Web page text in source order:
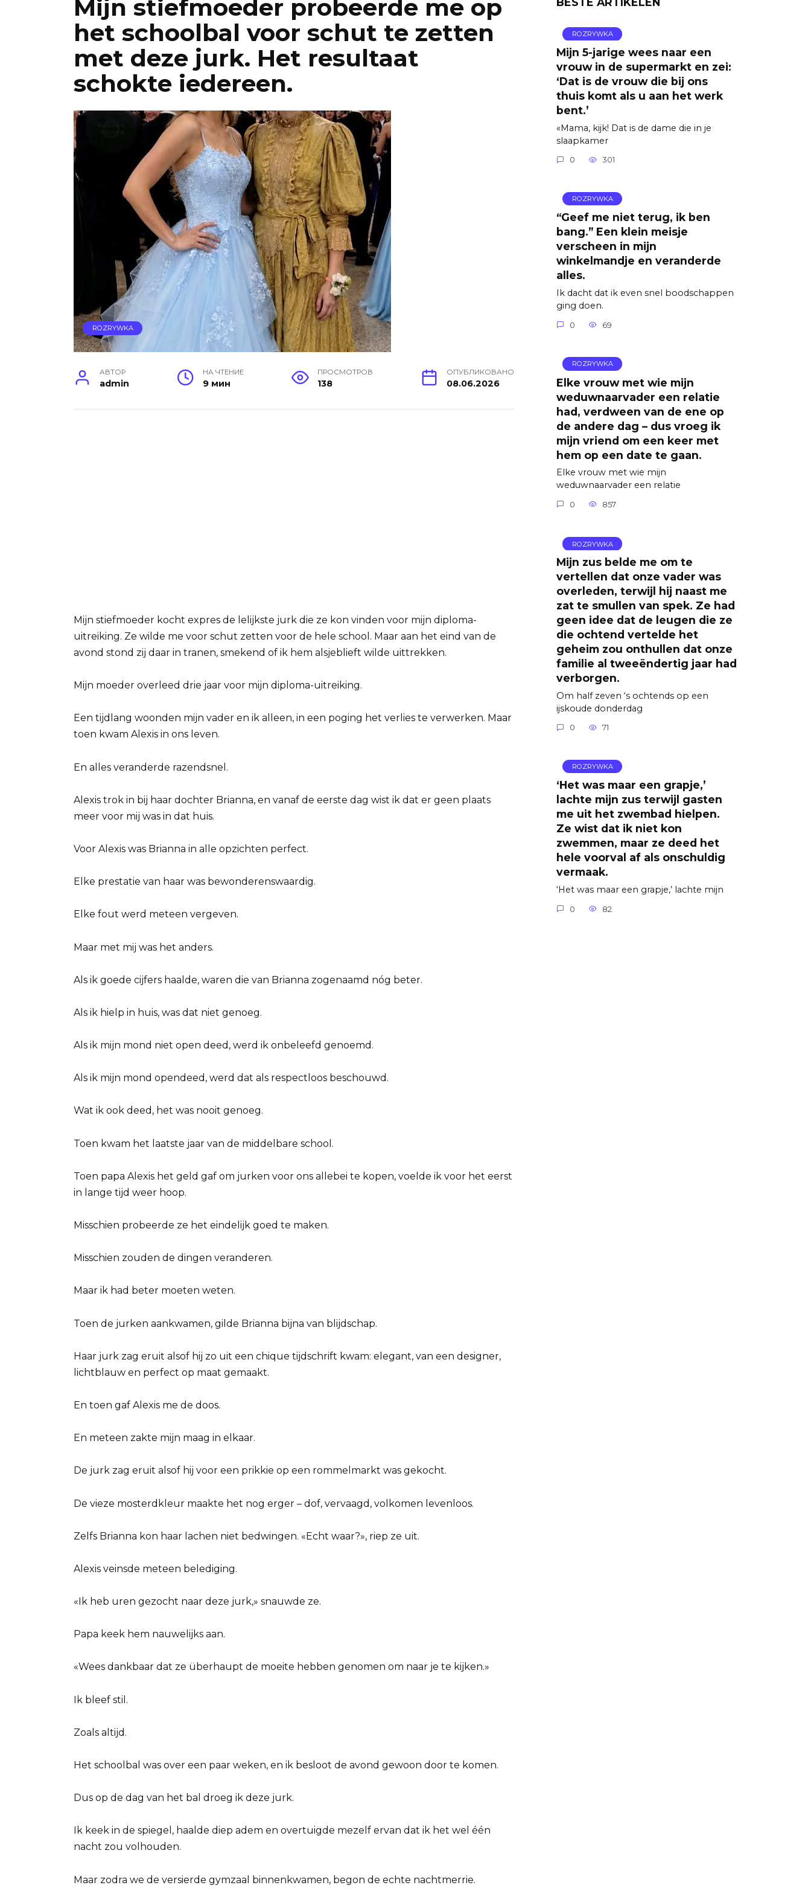
Mijn stiefmoeder probeerde me op
het schoolbal voor schut te zetten
met deze jurk. Het resultaat
schokte iedereen.
ROZRYWKA
АВТОР
admin
НА ЧТЕНИЕ
9 мин
ПРОСМОТРОВ
138
ОПУБЛИКОВАНО
08.06.2026
Mijn stiefmoeder kocht expres de lelijkste jurk die ze kon vinden voor mijn diploma-
uitreiking. Ze wilde me voor schut zetten voor de hele school. Maar aan het eind van de
avond stond zij daar in tranen, smekend of ik hem alsjeblieft wilde uittrekken.
Mijn moeder overleed drie jaar voor mijn diploma-uitreiking.
Een tijdlang woonden mijn vader en ik alleen, in een poging het verlies te verwerken. Maar
toen kwam Alexis in ons leven.
En alles veranderde razendsnel.
Alexis trok in bij haar dochter Brianna, en vanaf de eerste dag wist ik dat er geen plaats
meer voor mij was in dat huis.
Voor Alexis was Brianna in alle opzichten perfect.
Elke prestatie van haar was bewonderenswaardig.
Elke fout werd meteen vergeven.
Maar met mij was het anders.
Als ik goede cijfers haalde, waren die van Brianna zogenaamd nóg beter.
Als ik hielp in huis, was dat niet genoeg.
Als ik mijn mond niet open deed, werd ik onbeleefd genoemd.
Als ik mijn mond opendeed, werd dat als respectloos beschouwd.
Wat ik ook deed, het was nooit genoeg.
Toen kwam het laatste jaar van de middelbare school.
Toen papa Alexis het geld gaf om jurken voor ons allebei te kopen, voelde ik voor het eerst
in lange tijd weer hoop.
Misschien probeerde ze het eindelijk goed te maken.
Misschien zouden de dingen veranderen.
Maar ik had beter moeten weten.
Toen de jurken aankwamen, gilde Brianna bijna van blijdschap.
Haar jurk zag eruit alsof hij zo uit een chique tijdschrift kwam: elegant, van een designer,
lichtblauw en perfect op maat gemaakt.
En toen gaf Alexis me de doos.
En meteen zakte mijn maag in elkaar.
De jurk zag eruit alsof hij voor een prikkie op een rommelmarkt was gekocht.
De vieze mosterdkleur maakte het nog erger – dof, vervaagd, volkomen levenloos.
Zelfs Brianna kon haar lachen niet bedwingen. «Echt waar?», riep ze uit.
Alexis veinsde meteen belediging.
«Ik heb uren gezocht naar deze jurk,» snauwde ze.
Papa keek hem nauwelijks aan.
«Wees dankbaar dat ze überhaupt de moeite hebben genomen om naar je te kijken.»
Ik bleef stil.
Zoals altijd.
Het schoolbal was over een paar weken, en ik besloot de avond gewoon door te komen.
Dus op de dag van het bal droeg ik deze jurk.
Ik keek in de spiegel, haalde diep adem en overtuigde mezelf ervan dat ik het wel één
nacht zou volhouden.
Maar zodra we de versierde gymzaal binnenkwamen, begon de echte nachtmerrie.
ROZRYWKA
Mijn 5-jarige wees naar een
vrouw in de supermarkt en zei:
‘Dat is de vrouw die bij ons
thuis komt als u aan het werk
bent.’
«Mama, kijk! Dat is de dame die in je
slaapkamer
0 301
ROZRYWKA
“Geef me niet terug, ik ben
bang.” Een klein meisje
verscheen in mijn
winkelmandje en veranderde
alles.
Ik dacht dat ik even snel boodschappen
ging doen.
0 69
ROZRYWKA
Elke vrouw met wie mijn
weduwnaarvader een relatie
had, verdween van de ene op
de andere dag – dus vroeg ik
mijn vriend om een ​​keer met
hem op een date te gaan.
Elke vrouw met wie mijn
weduwnaarvader een relatie
0 857
ROZRYWKA
Mijn zus belde me om te
vertellen dat onze vader was
overleden, terwijl hij naast me
zat te smullen van spek. Ze had
geen idee dat de leugen die ze
die ochtend vertelde het
geheim zou onthullen dat onze
familie al tweeëndertig jaar had
verborgen.
Om half zeven ‘s ochtends op een
ijskoude donderdag
0 71
ROZRYWKA
‘Het was maar een grapje,’
lachte mijn zus terwijl gasten
me uit het zwembad hielpen.
Ze wist dat ik niet kon
zwemmen, maar ze deed het
hele voorval af als onschuldig
vermaak.
‘Het was maar een grapje,’ lachte mijn
0 82